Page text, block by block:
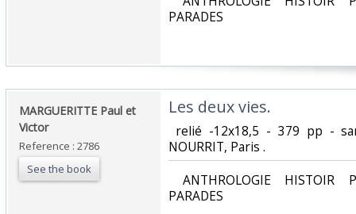
PARADES‎
‎MARGUERITTE Paul et
Victor‎
Reference : 2786
See the book
‎Les deux vies.‎
relié -12x18,5 - 379 pp -
NOURRIT, Paris .‎
ANTHROLOGIE HISTOIR
PARADES‎